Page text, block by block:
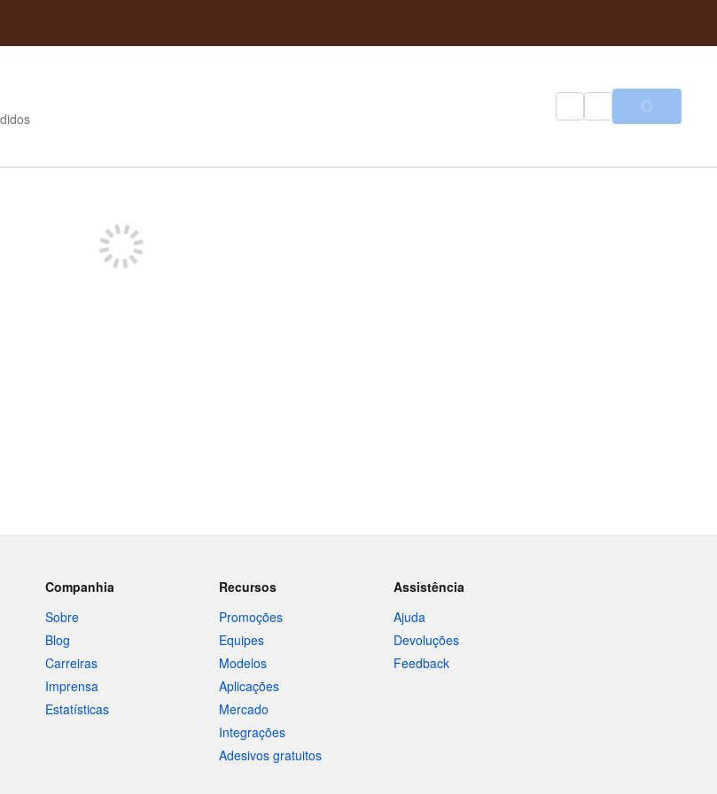
Companhia
Sobre
Blog
Carreiras
Imprensa
Estatísticas
Recursos
Promoções
Equipes
Modelos
Aplicações
Mercado
Integrações
Adesivos gratuitos
Assistência
Ajuda
Devoluções
Feedback